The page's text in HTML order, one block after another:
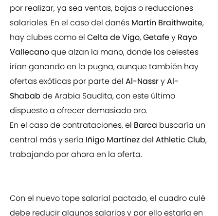
por realizar, ya sea ventas, bajas o reducciones
salariales. En el caso del danés Martín Braithwaite,
hay clubes como el Celta de Vigo,Getafey Rayo
Vallecanoque alzan la mano, donde los celestes
irían ganando en la pugna, aunque también hay
ofertas exóticas por parte del Al-NassryAl-
Shabab de Arabia Saudita, con este último
dispuesto a ofrecer demasiado oro.
En el caso de contrataciones, el Barca buscaría un
central más y sería Iñigo Martínezdel Athletic Club,
trabajando por ahora en la oferta.
Con el nuevo tope salarial pactado, el cuadro culé
debe reducir algunos salarios y por ello estaría en